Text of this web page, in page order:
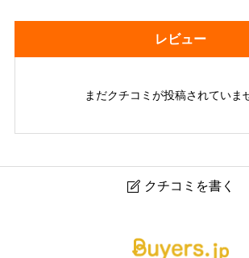
レビュー
まだクチコミが投稿されていま
 クチコミを書く